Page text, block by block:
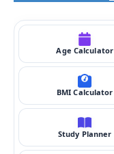
Age Calculator
BMI Calculator
Study Planner